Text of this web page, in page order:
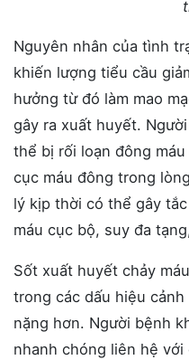
Nguyên nhân của tình
khiến lượng tiểu cầu
hưởng từ đó làm mao
gây ra xuất huyết.
thể bị rối loạn đông
cục máu đông trong
lý kịp thời có thể gây
máu cục bộ, suy đa
Sốt xuất huyết chảy
trong các dấu hiệu
nặng hơn. Người bệnh
nhanh chóng liên hệ